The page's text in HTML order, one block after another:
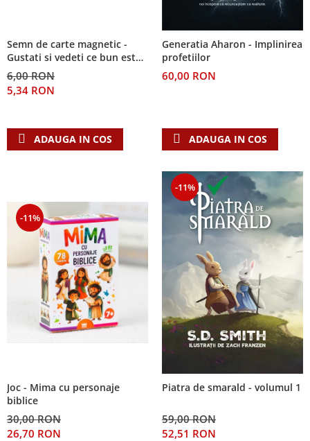
Semn de carte magnetic -
Gustati si vedeti ce bun este
Domnul!
6,00 RON
5,34 RON
ADAUGA IN COS
Generatia Aharon - Implinirea
profetiilor
60,00 RON
ADAUGA IN COS
-11%
Joc - Mima cu personaje
biblice
30,00 RON
26,70 RON
-11%
Piatra de smarald - volumul 1
59,00 RON
52,51 RON